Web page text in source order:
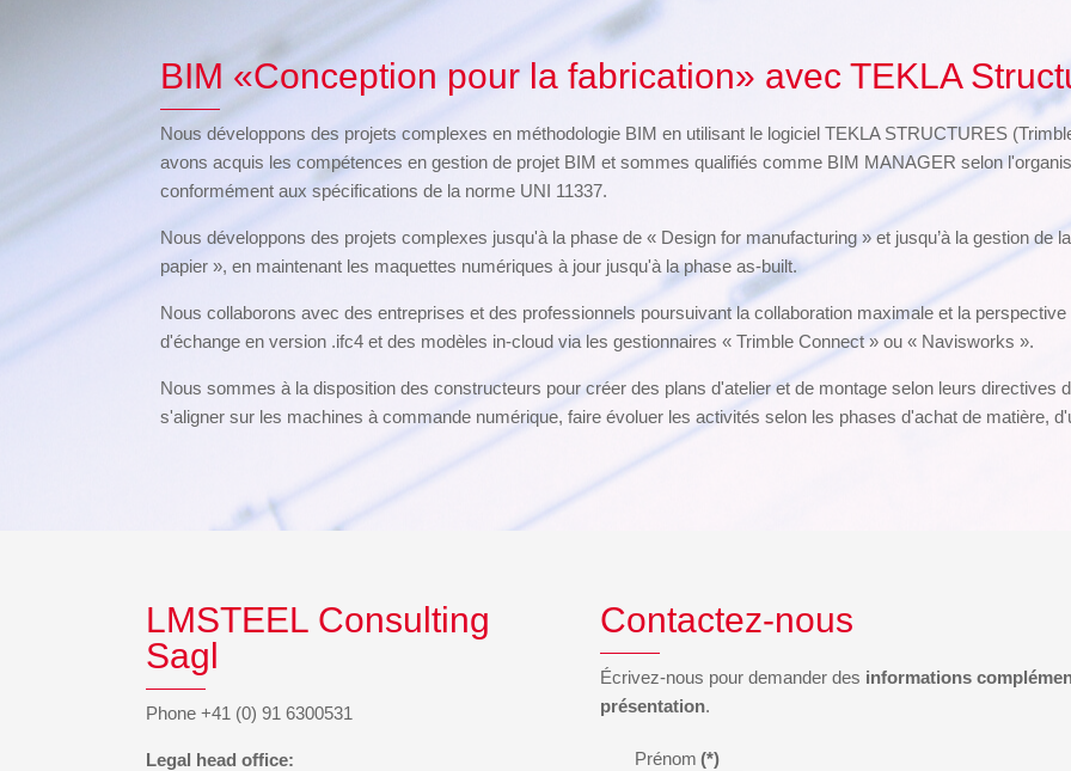
BIM «Conception pour la fabrication» avec TEKLA
Nous développons des projets complexes en méthodologie BIM en utilisant le logiciel TEKLA STRUCTURES
avons acquis les compétences en gestion de projet BIM et sommes qualifiés comme BIM MANAGER selon
conformément aux spécifications de la norme UNI 11337.
Nous développons des projets complexes jusqu'à la phase de « Design for manufacturing » et jusqu’à la gestion de
papier », en maintenant les maquettes numériques à jour jusqu'à la phase as-built.
Nous collaborons avec des entreprises et des professionnels poursuivant la collaboration maximale et la
d'échange en version .ifc4 et des modèles in-cloud via les gestionnaires « Trimble Connect » ou « Navisworks ».
Nous sommes à la disposition des constructeurs pour créer des plans d'atelier et de montage selon leurs directives
s'aligner sur les machines à commande numérique, faire évoluer les activités selon les phases d'achat de matière,
LMSTEEL Consulting
Sagl
Phone +41 (0) 91 6300531
Legal head office:
Contactez-nous
Écrivez-nous pour demander des informations
présentation.
Prénom (*)